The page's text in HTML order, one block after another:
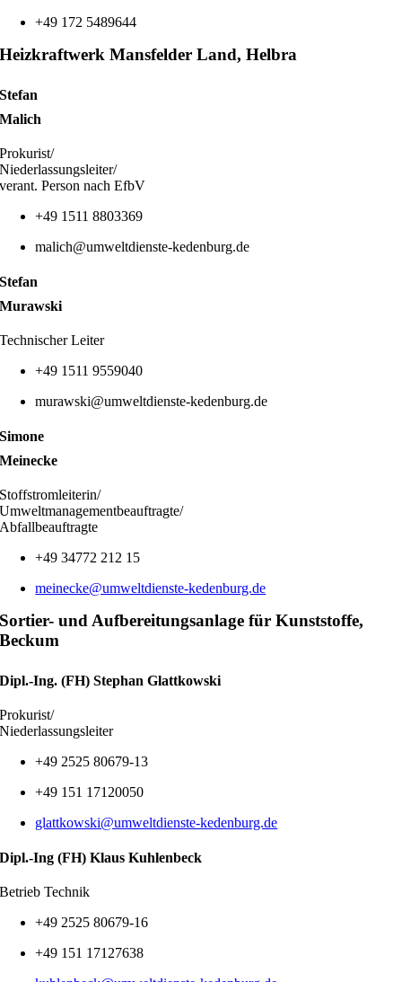
+49 172 5489644
Heizkraftwerk Mansfelder Land, Helbra
Stefan
Malich
Prokurist/
Niederlassungsleiter/
verant. Person nach EfbV
+49 1511 8803369
malich@umweltdienste-kedenburg.de
Stefan
Murawski
Technischer Leiter
+49 1511 9559040
murawski@umweltdienste-kedenburg.de
Simone
Meinecke
Stoffstromleiterin/
Umweltmanagementbeauftragte/
Abfallbeauftragte
+49 34772 212 15
meinecke@umweltdienste-kedenburg.de
Sortier- und Aufbereitungsanlage für Kunststoffe,
Beckum
Dipl.-Ing. (FH) Stephan Glattkowski
Prokurist/
Niederlassungsleiter
+49 2525 80679-13
+49 151 17120050
glattkowski@umweltdienste-kedenburg.de
Dipl.-Ing (FH) Klaus Kuhlenbeck
Betrieb Technik
+49 2525 80679-16
+49 151 17127638